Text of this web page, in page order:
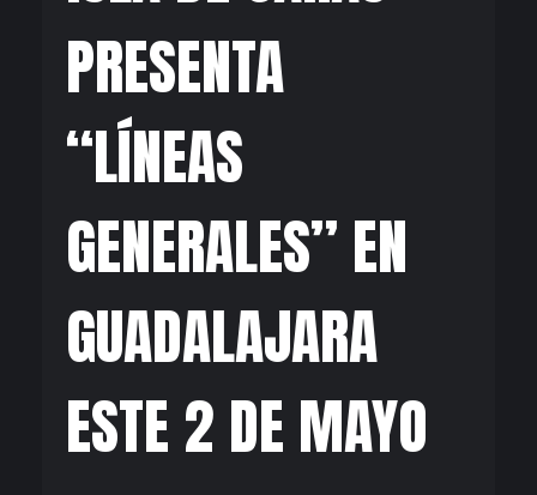
PRESENTA
“LÍNEAS
GENERALES” EN
GUADALAJARA
ESTE 2 DE MAYO